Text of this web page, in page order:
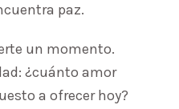
paz.
un momento.
¿cuánto amor
a ofrecer hoy?